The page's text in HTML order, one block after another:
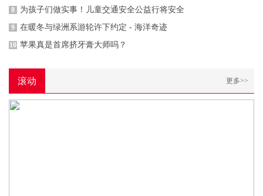
8 为孩子们做实事！儿童交通安全公益行将安全
9 在暖冬与绿洲系游轮许下约定 - 海洋奇迹
10 苹果真是首席挤牙膏大师吗？
滚动 更多>>